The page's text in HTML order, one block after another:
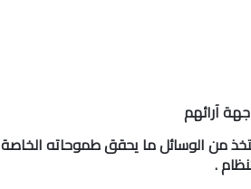
آرائهم
من الوسائل ما يحقق طموحاته الخاصة
.